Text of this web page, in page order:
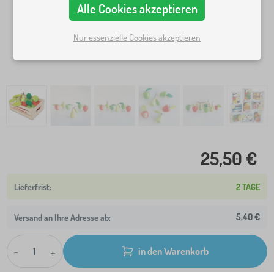
25,50 €
2 TAGE
Versand an Ihre Adresse ab: 5,40 €
- + in den Warenkorb
Alle Cookies akzeptieren
Nur essenzielle Cookies akzeptieren